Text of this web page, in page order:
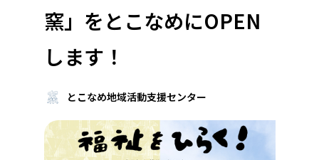
近畿
中国
四国
環境・エシカル
人権・マイノリティ
社会貢献
地域からさがす
北海道 青森 岩手 宮城
茨城 栃木 群馬 埼玉 千葉 東京
窯」をとこなめにOPEN
します！
とこなめ地域活動支援センター